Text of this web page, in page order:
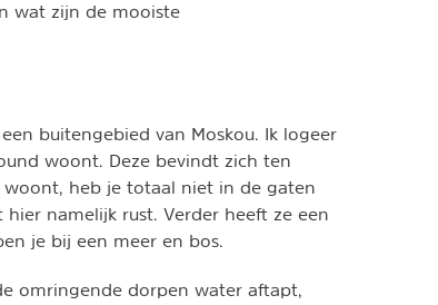
wat zijn de mooiste
buitengebied van Moskou. Ik logeer
woont. Deze bevindt zich ten
woont, heb je totaal niet in de gaten
namelijk rust. Verder heeft ze een
je bij een meer en bos.
omringende dorpen water aftapt,